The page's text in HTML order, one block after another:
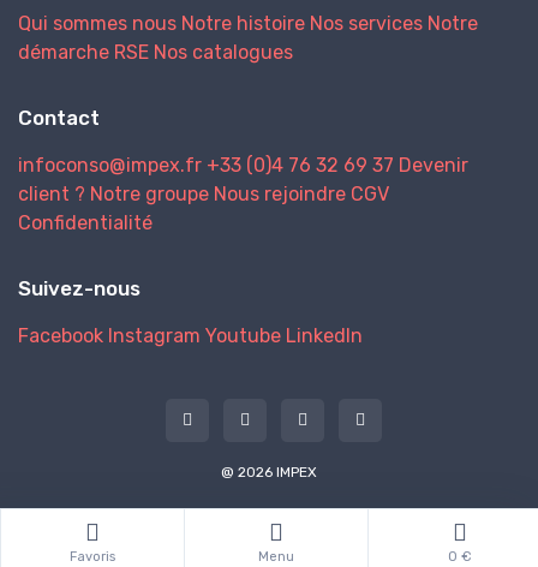
Qui sommes nous Notre histoire Nos services Notre
démarche RSE Nos catalogues
Contact
infoconso@impex.fr +33 (0)4 76 32 69 37 Devenir
client ? Notre groupe Nous rejoindre CGV
Confidentialité
Suivez-nous
Facebook Instagram Youtube LinkedIn
@ 2026 IMPEX
Favoris Menu 0 €